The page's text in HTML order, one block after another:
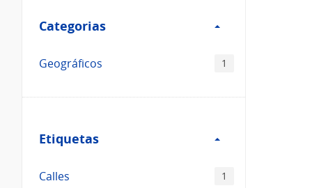
Categorias
Categorias
Geográficos 1
Etiquetas
Etiquetas
Calles 1